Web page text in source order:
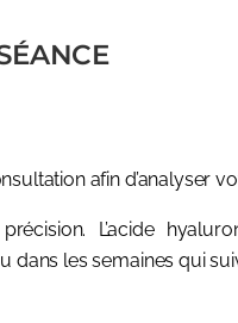
afin d’analyser
L’acide
dans les semaines qui